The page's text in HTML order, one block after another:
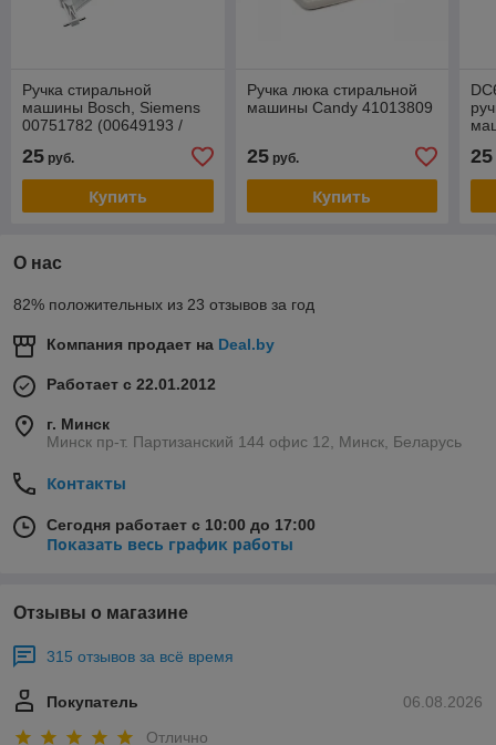
Ручка стиральной
машины Bosch, Siemens
00751782 (00649193 /
25 руб.
Купить
Ручка люка стиральной
машины Candy 41013809
25руб.
Купить
25
О нас
82% положительных из 23 отзывов за год
Компания продает на Deal.by
Работает с 22.01.2012
г. Минск
Минск пр-т. Партизанский 144 офис 12, Минск, Беларусь
Контакты
Сегодня работает с 10:00 до 17:00
Показать весь график работы
Отзывы о магазине
315 отзывов за всё время
06.08.2026
Покупатель
Отлично